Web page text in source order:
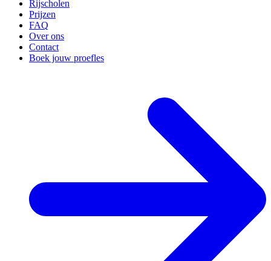
Rijscholen
Prijzen
FAQ
Over ons
Contact
Boek jouw proefles